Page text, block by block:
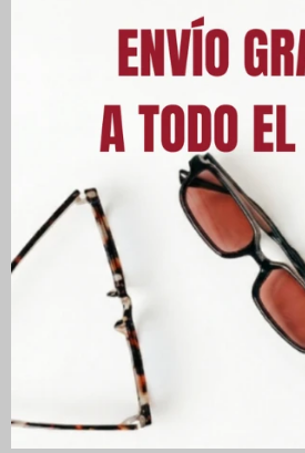
Medios de
Descripción
Los lentes ofrecen protección 100 %
ojos de los rayos dañinos del sol y
desarrollar enfermedades oculares.
Todos los lentes incluyen un estuche de